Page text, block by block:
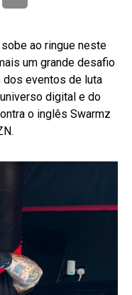
ao ringue neste
um grande desafio
dos eventos de luta
digital e do
o inglês Swarmz